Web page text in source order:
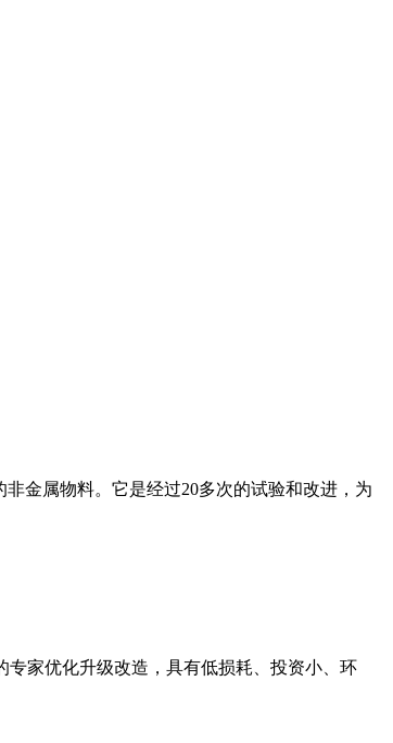
金属物料。它是经过20多次的试验和改进，为
家优化升级改造，具有低损耗、投资小、环